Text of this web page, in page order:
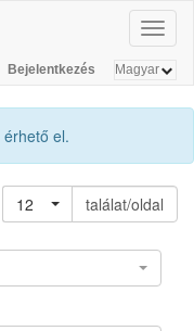
Bejelentkezés
érhető el.
12
találat/oldal